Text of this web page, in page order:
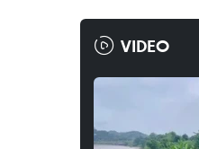
VIDEO